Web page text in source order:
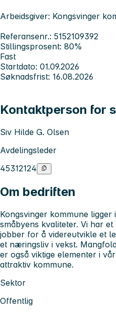
Arbeidsgiver: Kongsvinger
Referansenr.: 5152109392
Stillingsprosent: 80%
Fast
Startdato: 01.09.2026
Søknadsfrist: 16.08.2026
Kontaktperson for
Siv Hilde G. Olsen
Avdelingsleder
45312124
Om bedriften
Kongsvinger kommune
småbyens kvaliteter. Vi har
jobber for å videreutvikle et
et næringsliv i vekst.
er også viktige elementer i
attraktiv kommune.
Sektor
Offentlig